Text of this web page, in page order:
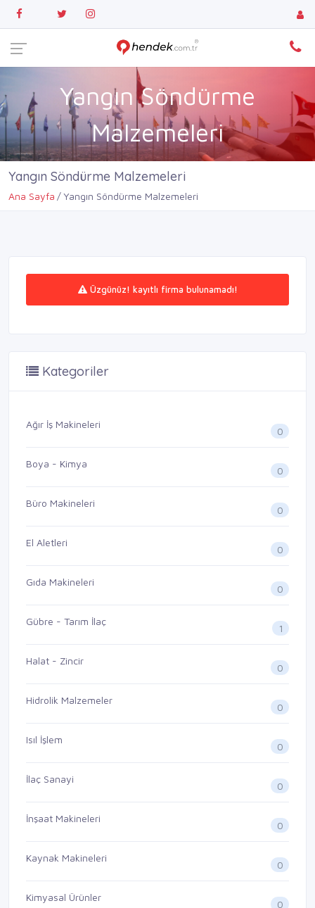
Yangın Söndürme
Malzemeleri
Yangın Söndürme Malzemeleri
Ana Sayfa Yangın Söndürme Malzemeleri
Üzgünüz! kayıtlı firma bulunamadı!
Kategoriler
Ağır İş Makineleri
0
Boya - Kimya
0
Büro Makineleri
0
El Aletleri
0
Gıda Makineleri
0
Gübre - Tarım İlaç
1
Halat - Zincir
0
Hidrolik Malzemeler
0
Isıl İşlem
0
İlaç Sanayi
0
İnşaat Makineleri
0
Kaynak Makineleri
0
Kimyasal Ürünler
0